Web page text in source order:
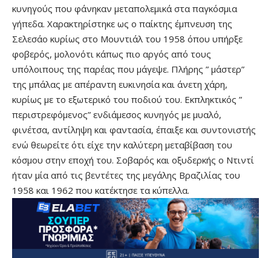
κυνηγούς που φάνηκαν μεταπολεμικά στα παγκόσμια
γήπεδα. Χαρακτηρίστηκε ως ο παίκτης έμπνευση της
Σελεσάο κυρίως στο Μουντιάλ του 1958 όπου υπήρξε
φοβερός, μολονότι κάπως πιο αργός από τους
υπόλοιπους της παρέας που μάγεψε. Πλήρης ” μάστερ”
της μπάλας με απέραντη ευκινησία και άνετη χάρη,
κυρίως με το εξωτερικό του ποδιού του. Εκπληκτικός ”
περιστρεφόμενος” ενδιάμεσος κυνηγός με μυαλό,
φινέτσα, αντίληψη και φαντασία, έπαιξε και συντονιστής
ενώ θεωρείτε ότι είχε την καλύτερη μεταβίβαση του
κόσμου στην εποχή του. Σοβαρός και οξυδερκής ο Ντιντί
ήταν μία από τις βεντέτες της μεγάλης Βραζιλίας του
1958 και 1962 που κατέκτησε τα κύπελλα.